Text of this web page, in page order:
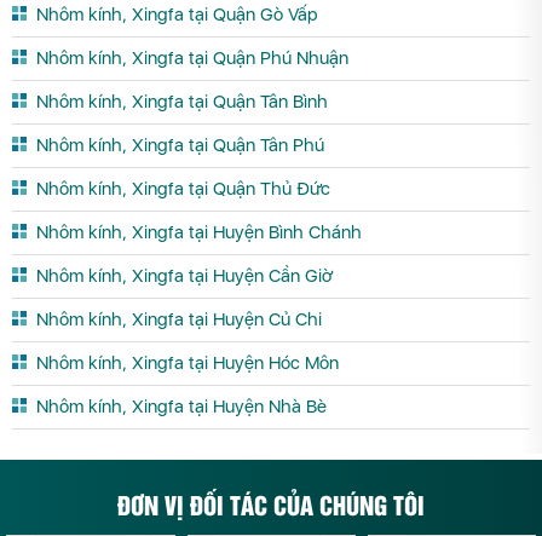
Nhôm kính, Xingfa tại Quận Gò Vấp
Nhôm kính, Xingfa tại Quận Phú Nhuận
Nhôm kính, Xingfa tại Quận Tân Bình
Nhôm kính, Xingfa tại Quận Tân Phú
Nhôm kính, Xingfa tại Quận Thủ Đức
Nhôm kính, Xingfa tại Huyện Bình Chánh
Nhôm kính, Xingfa tại Huyện Cần Giờ
Nhôm kính, Xingfa tại Huyện Củ Chi
Nhôm kính, Xingfa tại Huyện Hóc Môn
Nhôm kính, Xingfa tại Huyện Nhà Bè
ĐƠN VỊ ĐỐI TÁC CỦA CHÚNG TÔI